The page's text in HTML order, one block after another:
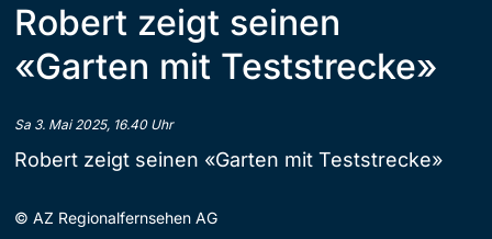
Robert zeigt seinen
«Garten mit Teststrecke»
Sa 3. Mai 2025, 16.40 Uhr
Robert zeigt seinen «Garten mit Teststrecke»
© AZ Regionalfernsehen AG